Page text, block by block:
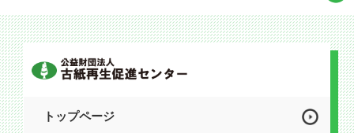
トップページ